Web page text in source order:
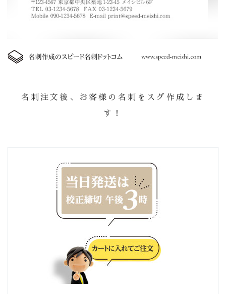
名刺注文後、お客様の名刺をスグ作成しま
す！